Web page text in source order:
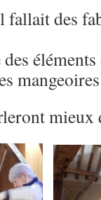
fallait des
mieux